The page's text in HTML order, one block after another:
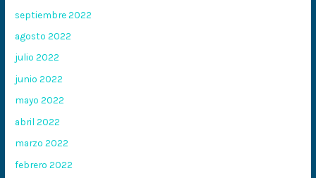
septiembre 2022
agosto 2022
julio 2022
junio 2022
mayo 2022
abril 2022
marzo 2022
febrero 2022